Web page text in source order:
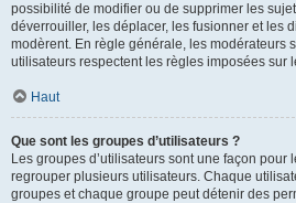
possibilité de modifier ou de supprimer les
déverrouiller, les déplacer, les fusionner et les
modèrent. En règle générale, les modérateurs
utilisateurs respectent les règles imposées sur
Haut
Que sont les groupes d’utilisateurs ?
Les groupes d’utilisateurs sont une façon pour
regrouper plusieurs utilisateurs. Chaque
groupes et chaque groupe peut détenir des